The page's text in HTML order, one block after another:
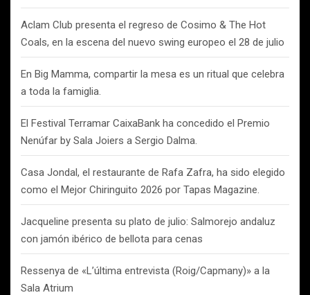
Aclam Club presenta el regreso de Cosimo & The Hot
Coals, en la escena del nuevo swing europeo el 28 de julio
En Big Mamma, compartir la mesa es un ritual que celebra
a toda la famiglia.
El Festival Terramar CaixaBank ha concedido el Premio
Nenúfar by Sala Joiers a Sergio Dalma.
Casa Jondal, el restaurante de Rafa Zafra, ha sido elegido
como el Mejor Chiringuito 2026 por Tapas Magazine.
Jacqueline presenta su plato de julio: Salmorejo andaluz
con jamón ibérico de bellota para cenas
Ressenya de «L’última entrevista (Roig/Capmany)» a la
Sala Atrium